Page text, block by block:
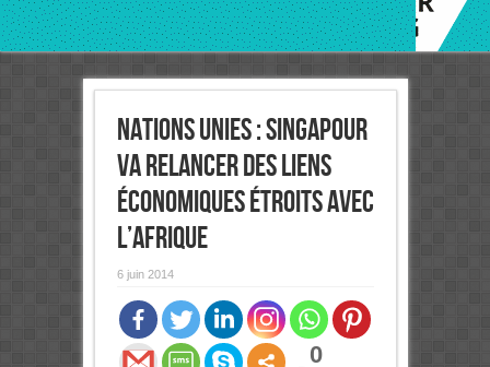
Nations Unies : Singapour
va relancer des liens
économiques étroits avec
l’Afrique
6 juin 2014
0